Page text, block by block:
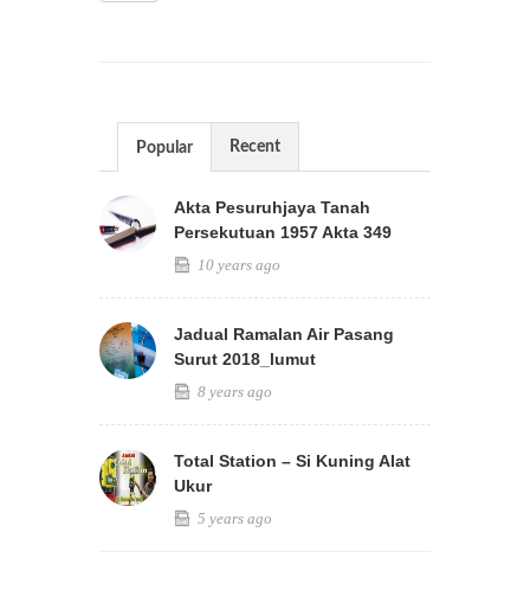
Popular Recent
Akta Pesuruhjaya Tanah
Persekutuan 1957 Akta 349
10 years ago
Jadual Ramalan Air Pasang
Surut 2018_lumut
8 years ago
Total Station – Si Kuning Alat
Ukur
5 years ago